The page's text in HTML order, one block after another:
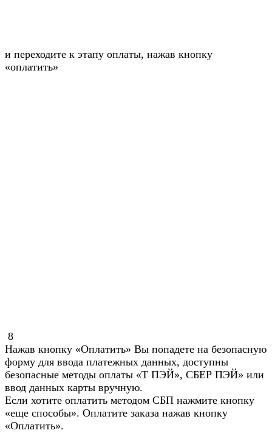
и переходите к этапу оплаты, нажав кнопку
«оплатить»
8
Нажав кнопку «Оплатить» Вы попадете на безопасную
форму для ввода платежных данных, доступны
безопасные методы оплаты «Т ПЭЙ», СБЕР ПЭЙ» или
ввод данных карты вручную.
Если хотите оплатить методом СБП нажмите кнопку
«еще способы». Оплатите заказа нажав кнопку
«Оплатить».